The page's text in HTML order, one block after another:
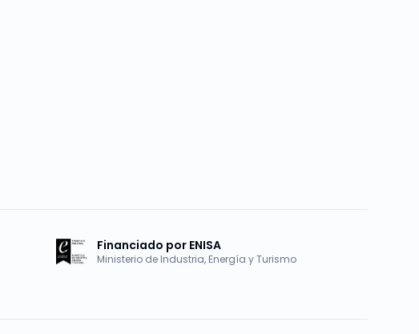
Financiado por ENISA
Ministerio de Industria, Energía y Turismo